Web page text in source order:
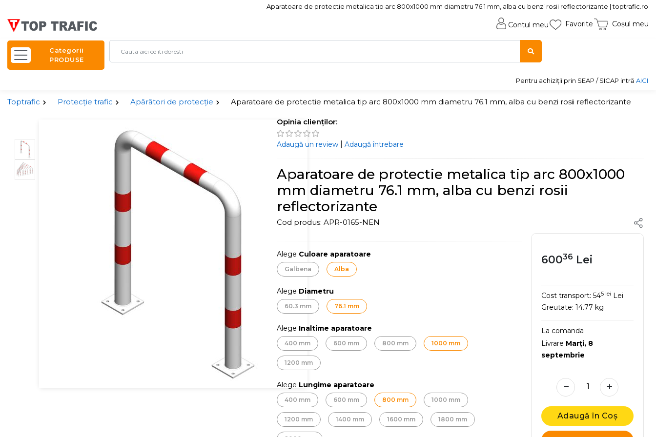
Aparatoare de protectie metalica tip arc 800x1000 mm diametru 76.1 mm, alba cu benzi rosii reflectorizante | toptrafic.ro
Contul meu Favorite Coșul meu
Categorii
PRODUSE
Pentru achiziții prin SEAP / SICAP intră AICI
Toptrafic Protecție trafic Apărători de protecție Aparatoare de protectie metalica tip arc 800x1000 mm diametru 76.1 mm, alba cu benzi rosii reflectorizante
Opinia clienților:
Adaugă un review |Adaugă întrebare
Aparatoare de protectie metalica tip arc 800x1000
mm diametru 76.1 mm, alba cu benzi rosii
reflectorizante
Cod produs: APR-0165-NEN
Alege Culoare aparatoare
Galbena Alba
Alege Diametru
60.3 mm 76.1 mm
Alege Inaltime aparatoare
400 mm 600 mm 800 mm 1000 mm
1200 mm
Alege Lungime aparatoare
400 mm 600 mm 800 mm 1000 mm
1200 mm 1400 mm 1600 mm 1800 mm
60036 Lei
Cost transport:545 lei Lei
Greutate:14.77 kg
La comanda
Livrare Marţi, 8
septembrie
- +
Adaugă în Coș